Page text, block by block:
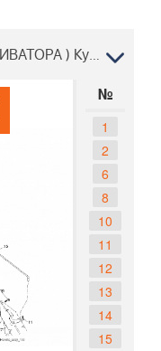
1 РУЛЬ, ТРОС ( РУЧКИ КУЛЬТИВАТОРА ) Культиватор Хускварна TR 530 96091001702 2011-09
№
1
2
6
8
10
11
12
13
14
15